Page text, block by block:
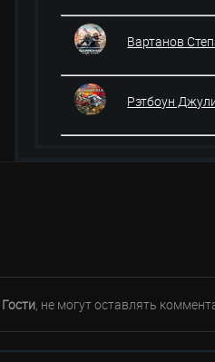
Вартанов
Рэтбоун
Гости, не могут оставлять